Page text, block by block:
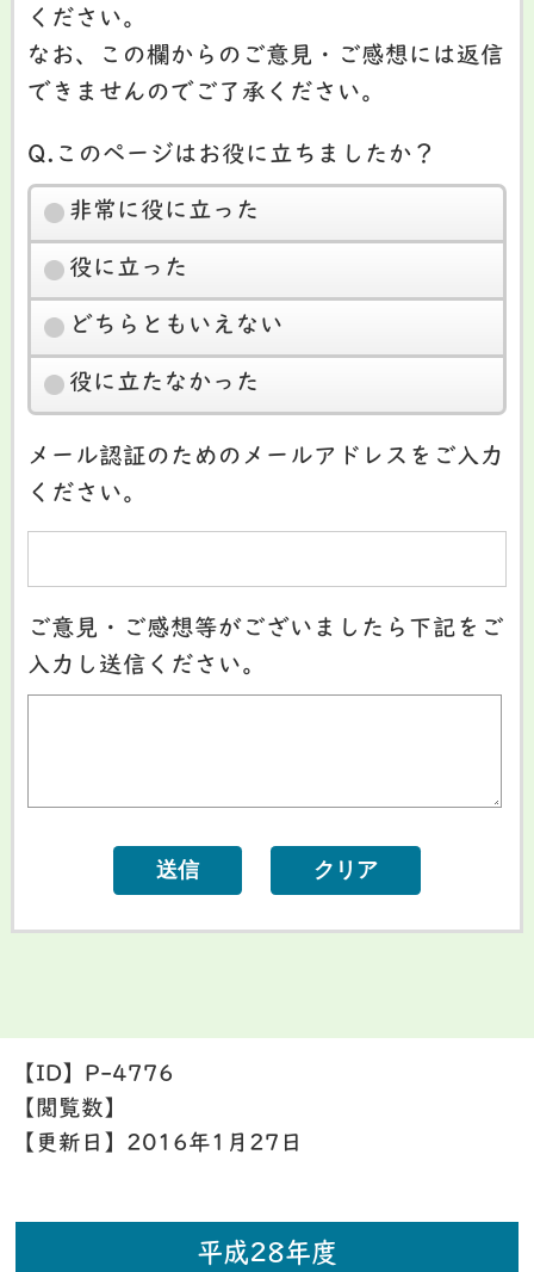
ください。
なお、この欄からのご意見・ご感想には返信
できませんのでご了承ください。
Q.このページはお役に立ちましたか？
非常に役に立った
役に立った
どちらともいえない
役に立たなかった
メール認証のためのメールアドレスをご入力
ください。
ご意見・ご感想等がございましたら下記をご
入力し送信ください。
【ID】 P-4776
【閲覧数】
【更新日】 2016年1月27日
平成28年度